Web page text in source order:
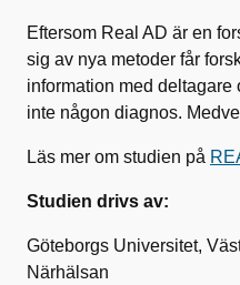
Eftersom Real AD är en
sig av nya metoder får
information med deltagare
inte någon diagnos.
Läs mer om studien på
Studien drivs av:
Göteborgs Universitet,
Närhälsan